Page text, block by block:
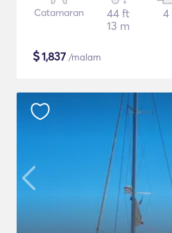
Catamaran
44 ft
13 m
4
$1,837 /malam